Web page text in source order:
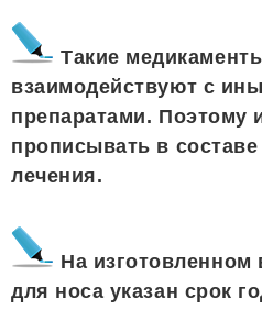
Такие
взаимодействуют с
препаратами. Поэтому
прописывать в
лечения.
На изготовленном
для носа указан срок